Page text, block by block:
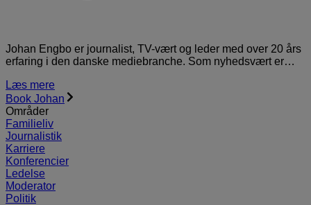
Johan Engbo er journalist, TV-vært og leder med over 20 års
erfaring i den danske mediebranche. Som nyhedsvært er…
Læs mere
Book Johan
Områder
Familieliv
Journalistik
Karriere
Konferencier
Ledelse
Moderator
Politik